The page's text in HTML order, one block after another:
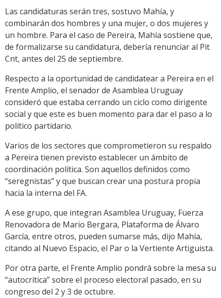
Las candidaturas serán tres, sostuvo Mahía, y
combinarán dos hombres y una mujer, o dos mujeres y
un hombre. Para el caso de Pereira, Mahía sostiene que,
de formalizarse su candidatura, debería renunciar al Pit
Cnt, antes del 25 de septiembre.
Respecto a la oportunidad de candidatear a Pereira en el
Frente Amplio, el senador de Asamblea Uruguay
consideró que estaba cerrando un ciclo como dirigente
social y que este es buen momento para dar el paso a lo
político partidario.
Varios de los sectores que comprometieron su respaldo
a Pereira tienen previsto establecer un ámbito de
coordinación política. Son aquellos definidos como
“seregnistas” y que buscan crear una postura propia
hacia la interna del FA.
A ese grupo, que integran Asamblea Uruguay, Fuerza
Renovadora de Mario Bergara, Plataforma de Álvaro
García, entre otros, pueden sumarse más, dijo Mahía,
citando al Nuevo Espacio, el Par o la Vertiente Artiguista.
Por otra parte, el Frente Amplio pondrá sobre la mesa su
“autocrítica” sobre el proceso electoral pasado, en su
congreso del 2 y 3 de octubre.